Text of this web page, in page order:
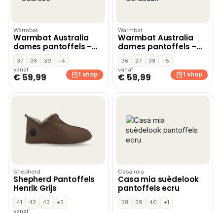
Warmbat
Warmbat Australia
dames pantoffels –
Oudroze
37 38 39
+4
vanaf
€ 59,99 1 shop
Warmbat
Warmbat Australia
dames pantoffels –
Bordeaux
36 37 38
+5
vanaf
€ 59,99 1 shop
Shepherd
Shepherd Pantoffels
Henrik Grijs
41 42 43
+5
vanaf
Casa mia
Casa mia suèdelook
pantoffels ecru
38 39 40 +1